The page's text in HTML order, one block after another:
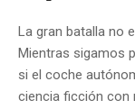
La gran batalla no
Mientras sigamos
si el coche
ciencia ficción con